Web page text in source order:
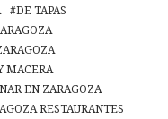
DE TAPAS
MACERA
EN ZARAGOZA
RESTAURANTES